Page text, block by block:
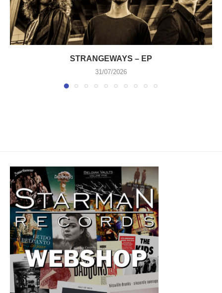
STRANGEWAYS – EP
31/07/2026